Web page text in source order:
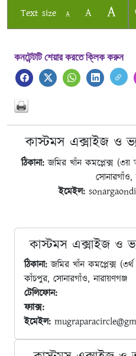
Text size A A A
কনটেন্টটি শেয়ার করতে ক্লিক করুন
কাস্টমস এক্সাইজ ও
ঠিকানা:জমির খাঁন কমপ্লেক্স (৩য়
সোনারগাঁও,
ইমেইল:
কাস্টমস এক্সাইজ ও
ঠিকানা: জমির খাঁন কমপ্লেক্স
কাঁচপুর, সোনারগাঁও, নারায়ণগঞ্জ
টেলিফোন:
ফ্যাক্স:
ইমেইল: